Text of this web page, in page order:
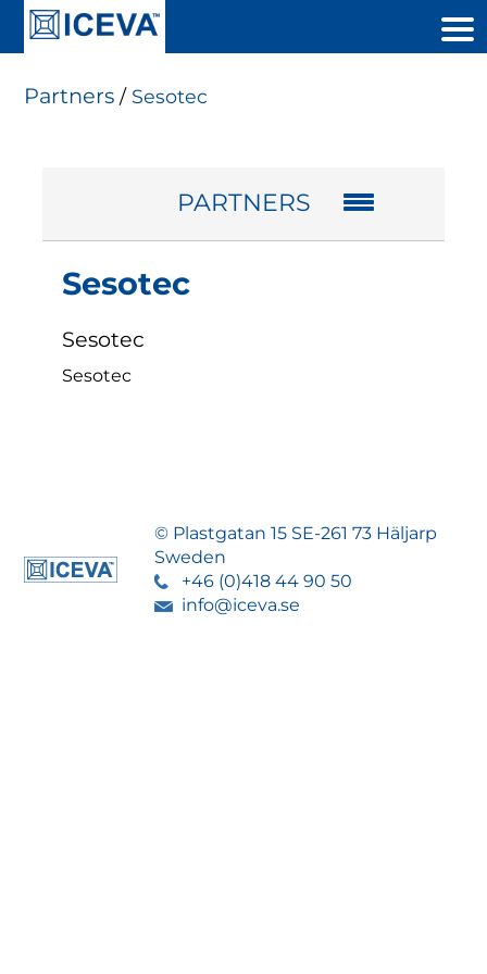
Partners/ Sesotec
PARTNERS
Sesotec
Sesotec
Sesotec
© Plastgatan 15 SE-261 73 Häljarp
Sweden
+46 (0)418 44 90 50
info@iceva.se